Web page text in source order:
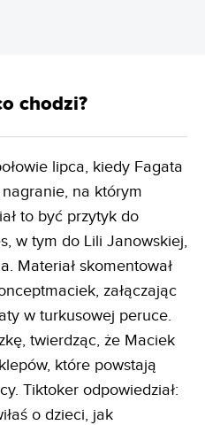
chodzi?
lipca, kiedy Fagata
na którym
to być przytyk do
w tym do Lili Janowskiej,
Materiał skomentował
załączając
w turkusowej peruce.
twierdząc, że Maciek
które powstają
Tiktoker odpowiedział:
o dzieci, jak